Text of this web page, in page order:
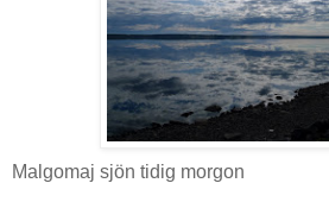
Malgomaj sjön tidig morgon